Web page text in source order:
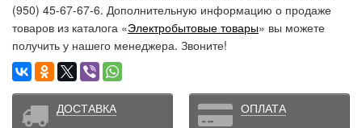
(950) 45-67-67-6. Дополнительную информацию о продаже
товаров из каталога «Электробытовые товары» вы можете
получить у нашего менеджера. Звоните!
ДОСТАВКА
ОПЛАТА